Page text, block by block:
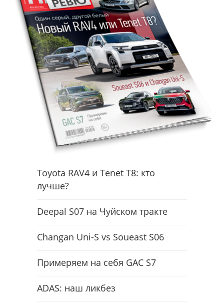
Toyota RAV4 и Tenet T8: кто
лучше?
Deepal S07 на Чуйском тракте
Changan Uni-S vs Soueast S06
Примеряем на себя GAC S7
ADAS: наш ликбез